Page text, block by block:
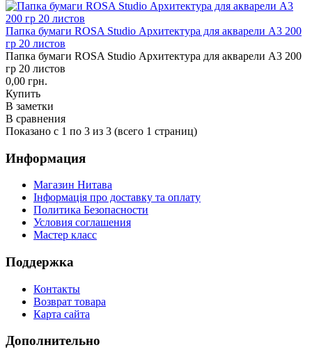
Папка бумаги ROSA Studio Архитектура для акварели А3 200
гр 20 листов
Папка бумаги ROSA Studio Архитектура для акварели А3 200
гр 20 листов
0,00 грн.
Купить
В заметки
В сравнения
Показано с 1 по 3 из 3 (всего 1 страниц)
Информация
Магазин Нитава
Інформація про доставку та оплату
Политика Безопасности
Условия соглашения
Мастер класс
Поддержка
Контакты
Возврат товара
Карта сайта
Дополнительно